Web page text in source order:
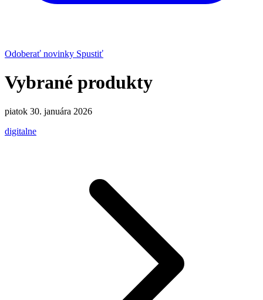
Odoberať novinky Spustiť
Vybrané produkty
piatok 30. januára 2026
digitalne